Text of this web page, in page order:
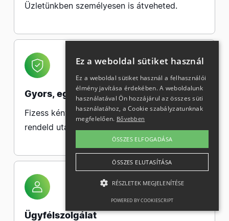
Üzletünkben személyesen is átveheted.
Gyors, egyszerű fizetés
Fizess kényelmesen bankkártyával, vagy
rendeld utánvéttel.
Ügyfélszolgálat
Ez a weboldal sütiket használ
Ez a weboldal sütiket használ a felhasználói
élmény javítása érdekében. A weboldalunk
használatával Ön hozzájárul az összes süti
használatához, a Cookie szabályzatunknak
megfelelően. Bővebben
ÖSSZES ELFOGADÁSA
ÖSSZES ELUTASÍTÁSA
RÉSZLETEK MEGJELENÍTÉSE
POWERED BY COOKIESCRIPT